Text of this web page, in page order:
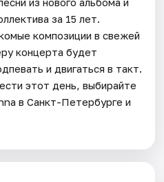
за 15 лет.
композиции в свежей
концерта будет
и двигаться в такт.
этот день, выбирайте
в Санкт-Петербурге и